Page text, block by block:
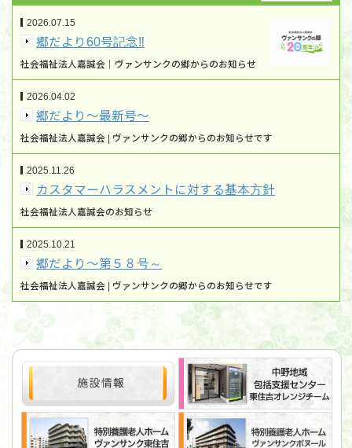
2026.07.15
郷だより60号記念‼
社会福祉法人嘉誠会｜ヴァンサンクの郷からのお知らせ
2026.04.02
郷だより～最新号～
社会福祉法人嘉誠会 | ヴァンサンクの郷からのお知らせです
2025.11.26
カスタマーハラスメントに対する基本方針
社会福祉法人嘉誠会のお知らせ
2025.10.21
郷だより～第５８号～
社会福祉法人嘉誠会 | ヴァンサンクの郷からのお知らせです